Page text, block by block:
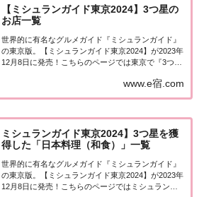
【ミシュランガイド東京2024】3つ星の
お店一覧
世界的に有名なグルメガイド『ミシュランガイド』
の東京版。【ミシュランガイド東京2024】が2023年
12月8日に発売！こちらのページでは東京で『3つ星
一覧にまとめました。ミシュランガイド東京
2024『3つ星』ミシュランガイド東京202...
www.e宿.com
ミシュランガイド東京2024】3つ星を獲
得した「日本料理（和食）」一覧
世界的に有名なグルメガイド『ミシュランガイド』
の東京版。【ミシュランガイド東京2024】が2023年
12月8日に発売！こちらのページではミシュラン東